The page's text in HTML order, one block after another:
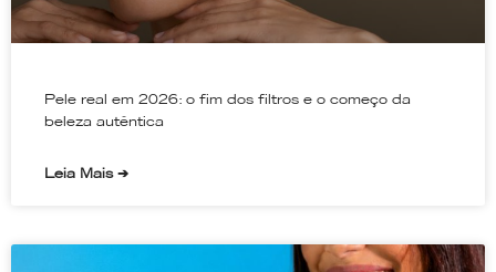
Pele real em 2026: o fim dos filtros e o começo da
beleza autêntica
Leia Mais ➔